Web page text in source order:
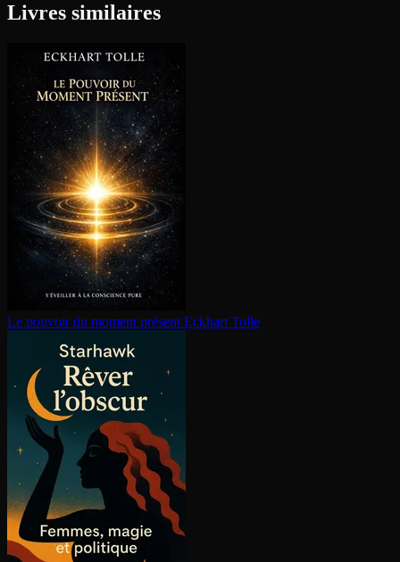
Livres similaires
Le pouvoir du moment présent Eckhart Tolle